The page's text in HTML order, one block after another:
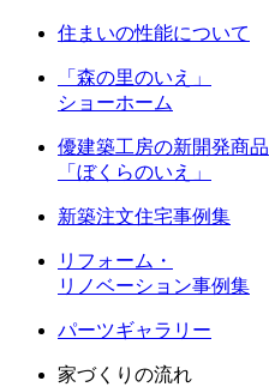
住まいの性能について
「森の里のいえ」
ショーホーム
優建築工房の新開発商品
「ぼくらのいえ」
新築注文住宅事例集
リフォーム・
リノベーション事例集
パーツギャラリー
家づくりの流れ